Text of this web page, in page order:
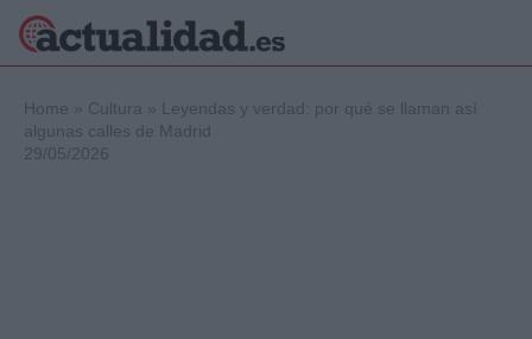
Home » Cultura »
Leyendas y verdad: por qué se llaman así
algunas calles de Madrid
29/05/2026